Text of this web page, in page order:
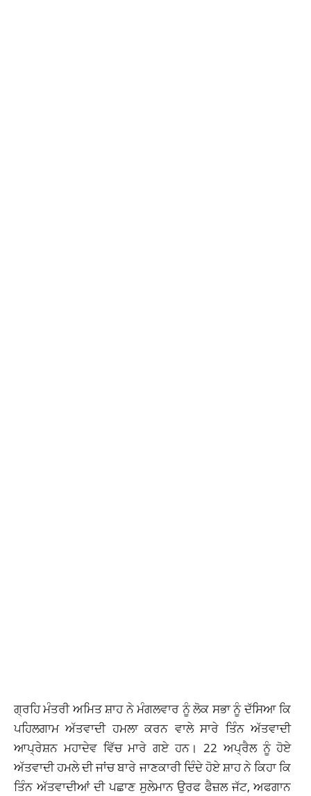
ਗ੍ਰਹਿ ਮੰਤਰੀ ਅਮਿਤ ਸ਼ਾਹ ਨੇ ਮੰਗਲਵਾਰ ਨੂੰ ਲੋਕ ਸਭਾ ਨੂੰ ਦੱਸਿਆ ਕਿ
ਪਹਿਲਗਾਮ ਅੱਤਵਾਦੀ ਹਮਲਾ ਕਰਨ ਵਾਲੇ ਸਾਰੇ ਤਿੰਨ ਅੱਤਵਾਦੀ
ਆਪ੍ਰੇਸ਼ਨ ਮਹਾਦੇਵ ਵਿੱਚ ਮਾਰੇ ਗਏ ਹਨ। 22 ਅਪ੍ਰੈਲ ਨੂੰ ਹੋਏ
ਅੱਤਵਾਦੀ ਹਮਲੇ ਦੀ ਜਾਂਚ ਬਾਰੇ ਜਾਣਕਾਰੀ ਦਿੰਦੇ ਹੋਏ ਸ਼ਾਹ ਨੇ ਕਿਹਾ ਕਿ
ਤਿੰਨ ਅੱਤਵਾਦੀਆਂ ਦੀ ਪਛਾਣ ਸੁਲੇਮਾਨ ਉਰਫ ਫੈਜ਼ਲ ਜੱਟ, ਅਫਗਾਨ